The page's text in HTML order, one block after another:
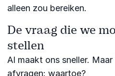
alleen zou bereiken.
De vraag die we
stellen
AI maakt ons sneller.
afvragen: waartoe?